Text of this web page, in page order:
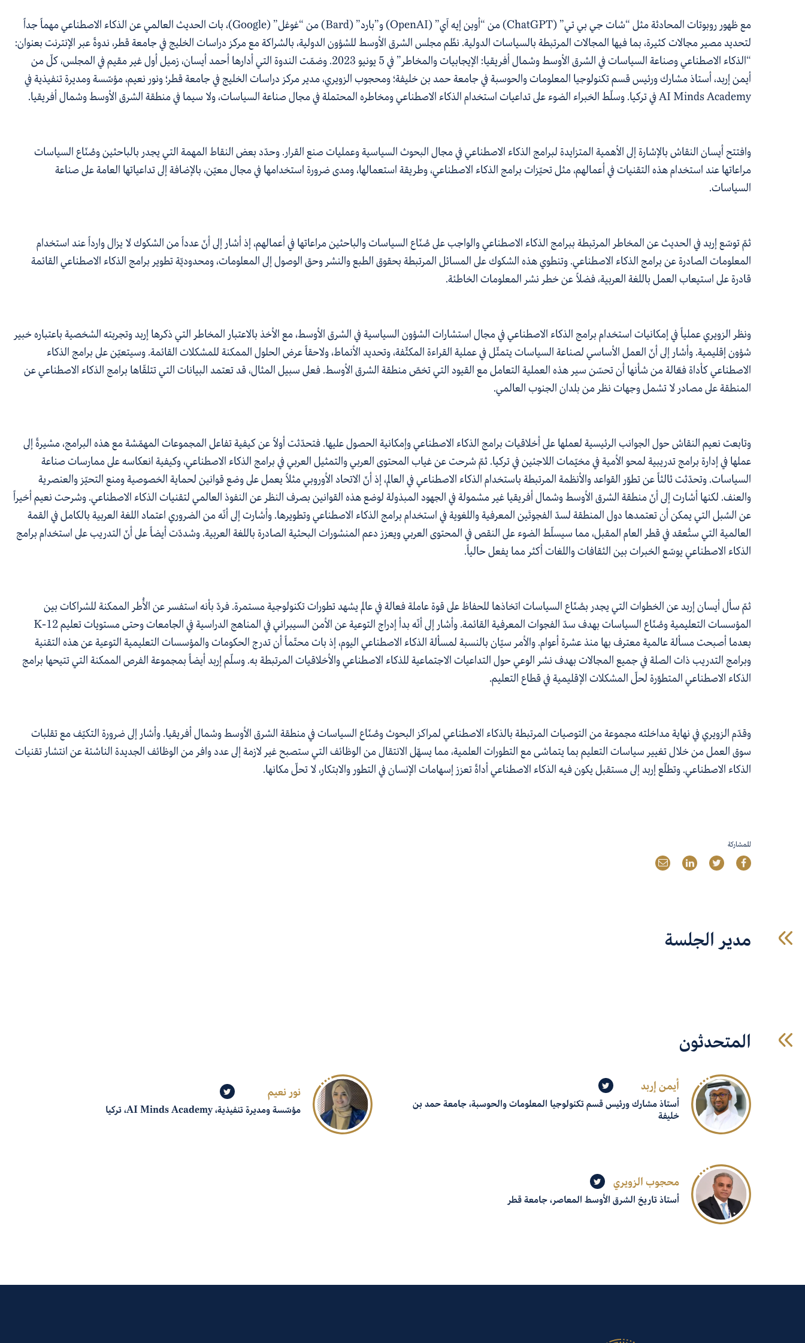
مع ظهور روبوتات المحادثة مثل “شات جي بي تي” (
ChatGPT
)من “أوبن إيه آي” (
OpenAI
)و”بارد” (
Bard
)من “غوغل” (
Google
)، بات الحديث العالميعن الذكاء الاصطناعي مهماً جداً
لتحديد مصير مجالات كثيرة، بما فيها المجالات المرتبطة بالسياسات الدولية. نظّم مجلس الشرق الأوسط للشؤون الدولية، بالشراكة مع مركز دراسات الخليج في جامعة قطر، ندوةً عبر الإنترنت بعنوان:
“الذكاء الاصطناعي وصناعة السياسات في الشرق الأوسط وشمال أفريقيا: الإيجابيات والمخ
اطر” في 5 يونيو 2023. وضمّت الندوة التي أدارها أحمد أيسان، زميل أول غير مقيم في المجلس، كلّ من
أيمن إربد، أستاذ مشارك ورئيس قسم تكنولوجيا المعلومات والحوسبة في جامعة حمد بن خليفة؛ ومحجوب الزويري، مدير مركز دراسات الخليج في جامعة قطر؛ ونور نعيم، مؤسّسة ومديرة تنفيذية في
AI Minds Academyفي تركيا. وسلّط الخبراء الضوء على تداعيات استخدام الذكاء الاصطناعي ومخاطره المحتملة في مجال صناعة السياسات، ولا سيما في منطقة الشرق الأوسط وشمال أفريقيا.
وافتتح أيسان النقاش بالإشارة إلى الأهمية المتزايدة لبرامج الذكاء الاصطناعي في مجال البحوث السياسية وعمليات صنع القرار. وحدّد بعض النقاط المهمة التي يجدر بالباحثين وصُنّاع السياسات
مراعاتها عند استخدامهذه التقنيات في أعمالهم، مثل تحيّزات برامج الذكاء الاصطناعي، وطريقة استعمالها، ومدى ضرورة استخدامها في مجال معيّن، بالإضافة إلى تداعياتها العامة على صناعة
السياسات.
ثمّ توسّع إربد في الحديث عن المخاطر المرتبطة ببرامج الذكاء الاصطناعي والواجب على صُنّاع السياسات والباحثين مراعاتها في أعمالهم، إذ أشار إلى أنّ عدداً من الشكوك لا يزال وارداً عند استخدام
المعلومات الصادرة عن برامج الذكاء الاصطناعي. وتنطوي هذه الشكوك على المسائل المرتبطة بحقوق الطبع والنشر وحق الوصول إلى المعلومات، ومحدوديّة تطوير برامج الذكاء الاصطناعي القائمة
قادرة على استيعاب العمل باللغة العربية، فضلاً عن خطر نشر المعلومات الخاطئة.
ونظر الزويري عملياً في إمكانيات استخدام برامج الذكاء الاصطناعيفي مجال استشارات الشؤون السياسية في الشرق الأوسط، مع الأخذ بالاعتبار المخاطر التي ذكرها إربد وتجربته الشخصية باعتباره خبير
شؤون إقليمية. وأشار إلى أنّ العمل الأساسي لصناعة السياسات يتمثّل في عملية القراءة المكثّفة، وتحديد الأنماط، ولاحقاً عرض الحلول الممكنة للمشكلات القائمة. وسيتعيّن على برامج الذكاء
الاصطناعي كأداة فعّالة من شأنها أن تحسّن سير هذه العملية التعامل مع القيود التي تخصّ منطقة الشرق الأوسط. فعلى سبيل المثال، قد تعتمد البيانات التي تتلقّاها برامج الذكاء الاصطناعي عن
المنطقة على مصادر لا تشمل وجهات نظر من بلدان الجنوب العالمي.
وتابعت نعيم النقاش حول الجوانب الرئيسية لعملها على أخلاقيات برامج الذكاء الاصطناعي وإمكانية الحصول عليها. فتحدّثت أولاً عن كيفية تفاعل المجموعات المهمّشة مع هذه البرامج، مشيرةً إلى
عملها في إدارة برامج تدريبية لمحو الأمية في مخيّمات اللاجئين في تركيا. ثمّ شرحت عن غياب المحتوى العربي والتمثيل العربي في برامج الذكاء الاصطناعي، وكيفية انعكاسه على ممارسات صناعة
السياسات. وتحدّثت ثالثاً عن تطوّر القواعد والأنظمة المرتبطة باستخدام الذكاء الاصطناعي في العالم، إذ أنّ الاتحاد الأوروبي مثلاً يعمل على وضع قوانين لحماية الخصوصية ومنع التحيّز والعنصرية
والعنف. لكنها أشارت إلى أنّ منطقة الشرق الأوسط وشمال أفريقيا غير مشمولة في الجهود المبذولة لوضع هذه القوانين بصرف النظر عن النفوذ العالمي لتقنيات الذكاء الاصطناعي. وشرحت نعيم أخيراً
عن السُبل التي يمكن أن تعتمدها دول المنطقة لسدّ الفجوتَين المعرفية واللغوية في استخدام برامج الذكاء الاصطناعي وتطويرها. وأشارت إلى أنّه من الضروري اعتماد اللغة العربية بالكامل في القمة
العالمية التي ستُعقد في قطر العام المقبل، مما سيسلّط الضوء على النقص في المحتوى العربي ويعزز دعم المنشورات البحثية الصادرة باللغة العربية. وشددّت أيضاً على أنّ التدريب على استخدام برامج
الذكاء الاصطناعي يوسّع الخبرات بين الثقافات واللغات أكثر مما يفعل حالياً.
ثمّ سأل أيسان إربد عن الخطوات التي يجدر بصُنّاع السياسات اتخاذها للحفاظ على قوة عاملة فعالة في عالم يشهد تطورات تكنولوجية مستمرة. فردّ بأنه استفسر عن الأُطر الممكنة للشراكات بين
المؤسسات التعليمية وصُنّاع السياسات بهدف سدّ الفجوات المعرفية القائمة. وأشار إلى أنّه بدأ إدراج التوعية عن الأمن السيبراني في المناهج الدراسية في الجامعات وحتى مستويات تعليم K-12
بعدما أصبحت مسألة عالمية معترف بها منذ عشرة أعوام. والأمر سيّان بالنسبة لمسألة الذكاء الاصطناعي اليوم، إذ بات محتّماً أن تدرج الحكومات والمؤسسات التعليمية التوعية عن هذه التقنية
وبرامج التدريب ذات الصلة في جميع المجالات بهدف نشر الوعي حول التداعيات الاجتماعية للذكاء الاصطناعي والأخلاقيات المرتبطة به. وسلّم إربد أيضاً بمجموعة الفرص الممكنة التي تتيحها برامج
الذكاء الاصطناعي المتطوّرة لحلّ المشكلات الإقليمية في قطاع التعليم.
وقدّم الزويري في نهاية مداخلته مجموعة من التوصيات المرتبطة بالذكاء الاصطناعي لمراكز البحوث وصُنّاع السياسات في منطقة الشرق الأوسط وشمال أفريقيا. وأشار إلى ضرورة التكيّف مع تقلبات
سوق العمل من خلال تغيير سياسات التعليم بما يتماشى مع التطورات العلمية، مما يسهّل الانتقال من الوظائف التي ستصبح غير لازمة إلى عدد وافر من الوظائف الجديدة الناشئة عن انتشار تقنيات
الذكاء الاصطناعي. وتطلّع إربد إلى مستقبل يكون فيه الذكاء الاصطناعي أداةً تعزز إسهامات الإنسان في التطور والابتكار، لا تحلّ مكانها.
للمشاركة
مدير الجلسة
المتحدثون
أيمن إربد
أستاذ مشارك ورئيس قسم تكنولوجيا المعلومات والحوسبة، جامعة حمد بن
خليفة
نور نعيم
مؤسّسة ومديرة تنفيذية، AI Minds Academy، تركيا
محجوب الزويري
أستاذ تاريخ الشرق الأوسط المعاصر، جامعة قطر